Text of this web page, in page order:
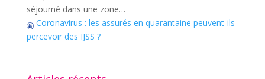
séjourné dans une zone…
Coronavirus : les assurés en quarantaine peuvent-ils
percevoir des IJSS ?